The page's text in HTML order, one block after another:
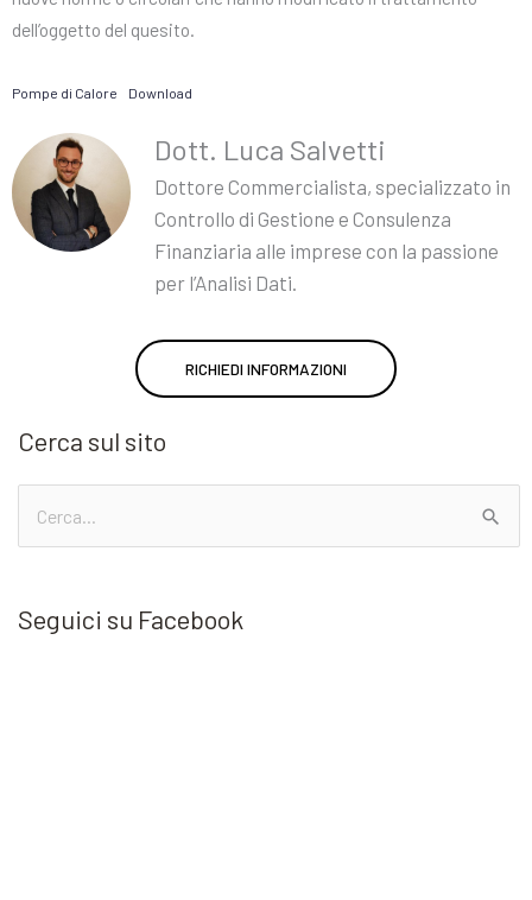
dell’oggetto del quesito.
Pompe di Calore Download
Dott. Luca Salvetti
Dottore Commercialista, specializzato in
Controllo di Gestione e Consulenza
Finanziaria alle imprese con la passione
per l’Analisi Dati.
RICHIEDI INFORMAZIONI
Cerca sul sito
Cerca:
Seguici su Facebook